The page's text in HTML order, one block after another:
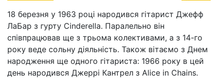
18 березня у 1963 році народився гітарист Джефф
ЛаБар з гурту Cinderella. Паралельно він
співпрацював ще з трьома колективами, а з 14-го
року веде сольну діяльність. Також вітаємо з Днем
народження ще одного гітариста: 1966 року в цей
день народився Джеррі Кантрел з Alice in Chains.